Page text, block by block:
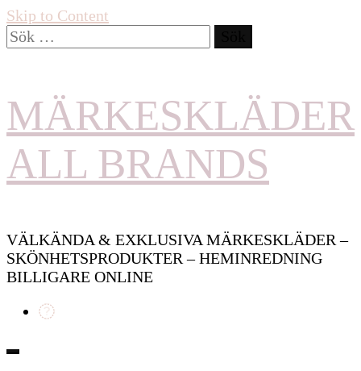
Skip to Content
Sök
efter:
MÄRKESKLÄDER
ALL BRANDS
VÄLKÄNDA & EXKLUSIVA MÄRKESKLÄDER –
SKÖNHETSPRODUKTER – HEMINREDNING
BILLIGARE ONLINE